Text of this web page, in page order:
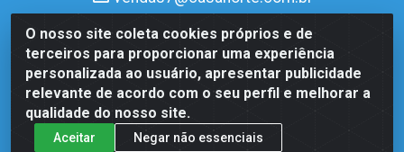
O nosso site coleta cookies próprios e de
terceiros para proporcionar uma experiência
personalizada ao usuário, apresentar publicidade
relevante de acordo com o seu perfil e melhorar a
qualidade do nosso site.
Aceitar Negar não essenciais
Casa Norte LTDA - Av. Interventor Mário Câmara, 1815 - Dix-
Sept Rosado, Natal/RN - CEP 59054-600 - CNPJ
08.713.513/0001-51